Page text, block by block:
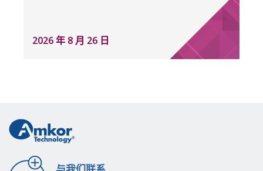
2026 年 8 月 26 日